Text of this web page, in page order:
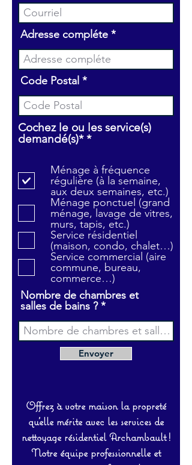
Adresse compléte
Code Postal
Cochez le ou les service(s)
demandé(s)* *O
g
a
t
o
i
r
e
Ménage à fréquence
régulière (à la semaine,
aux deux semaines, etc.)
Ménage ponctuel (grand
ménage, lavage de vitres,
murs, tapis, etc.)
Service résidentiel
(maison, condo, chalet…)
Service commercial (aire
commune, bureau,
commerce…)
Nombre de chambres et
salles de bains ?
Envoyer
Offrez à votre maison la propreté
qu’elle mérite avec les services de
nettoyage résidentiel Archambault !
Notre équipe professionnelle et